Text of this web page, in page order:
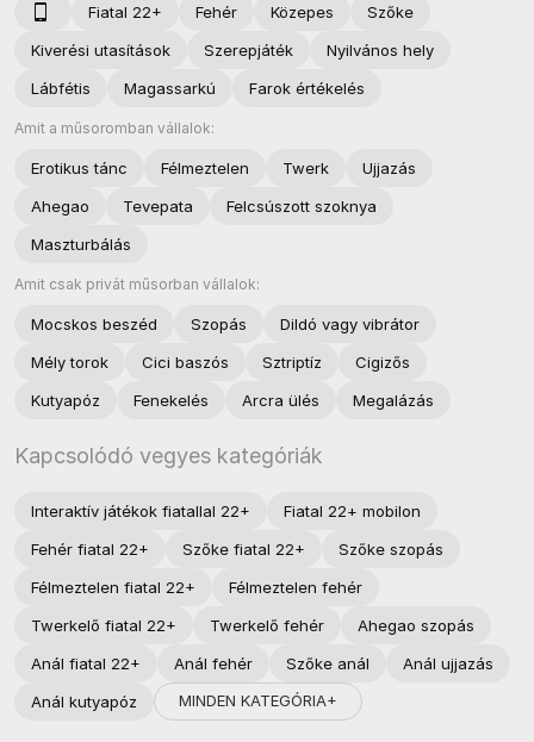
Fiatal 22+ Fehér Közepes
Szőke
Kiverési utasítások
Szerepjáték
Nyilvános hely
Lábfétis
Magassarkú Farok értékelés
Amit a műsoromban vállalok:
Erotikus tánc Félmeztelen Twerk
Ujjazás
Ahegao
Tevepata
Felcsúszott szoknya
Maszturbálás
Amit csak privát műsorban vállalok:
Mocskos beszéd Szopás
Dildó vagy vibrátor
Mély torok
Cici baszós Sztriptíz
Cigizős
Kutyapóz
Fenekelés Arcra ülés Megalázás
Kapcsolódó vegyes kategóriák
Interaktív játékok fiatallal 22+
Fiatal 22+ mobilon
Fehér fiatal 22+
Szőke fiatal 22+
Szőke szopás
Félmeztelen fiatal 22+
Félmeztelen fehér
Twerkelő fiatal 22+
Twerkelő fehér
Ahegao szopás
Anál fiatal 22+
Anál fehér Szőke anál
Anál ujjazás
Anál kutyapóz
MINDEN KATEGÓRIA+